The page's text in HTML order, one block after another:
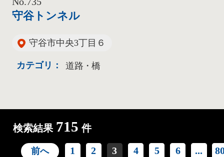
守谷トンネル
守谷市中央3丁目６
カテゴリ： 道路・橋
検索結果 715 件
前へ 1 2 3 4 5 6 ...